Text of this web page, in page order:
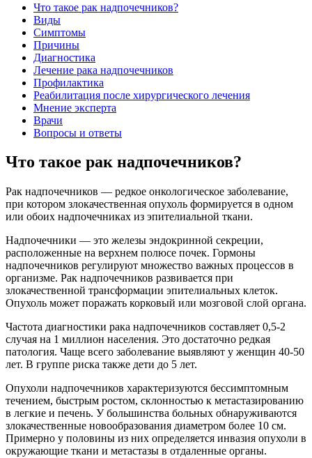
Что такое рак надпочечников?
Виды
Симптомы
Причины
Диагностика
Лечение рака надпочечников
Профилактика
Реабилитация после хирургического лечения
Мнение эксперта
Врачи
Вопросы и ответы
Что такое рак надпочечников?
Рак надпочечников — редкое онкологическое заболевание,
при котором злокачественная опухоль формируется в одном
или обоих надпочечниках из эпителиальной ткани.
Надпочечники — это железы эндокринной секреции,
расположенные на верхнем полюсе почек. Гормоны
надпочечников регулируют множество важных процессов в
организме. Рак надпочечников развивается при
злокачественной трансформации эпителиальных клеток.
Опухоль может поражать корковый или мозговой слой органа.
Частота диагностики рака надпочечников составляет 0,5-2
случая на 1 миллион населения. Это достаточно редкая
патология. Чаще всего заболевание выявляют у женщин 40-50
лет. В группе риска также дети до 5 лет.
Опухоли надпочечников характеризуются бессимптомным
течением, быстрым ростом, склонностью к метастазированию
в легкие и печень. У большинства больных обнаруживаются
злокачественные новообразования диаметром более 10 см.
Примерно у половины из них определяется инвазия опухоли в
окружающие ткани и метастазы в отдаленные органы.